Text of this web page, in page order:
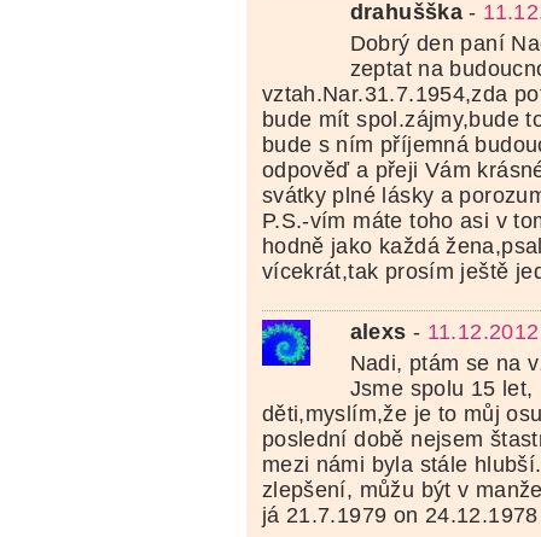
drahušška -
Dobrý den paní
zeptat na
vztah.Nar.31.7.1954,zda
bude mít spol.zájmy,bude
bude s ním příjemná
odpověď a přeji Vám
svátky plné lásky a
P.S.-vím máte toho asi v
hodně jako každá
vícekrát,tak prosím ještě
alexs -
Nadi, ptám se na
Jsme spolu 15
děti,myslím,že je to můj
poslední době nejsem
mezi námi byla stále
zlepšení, můžu být v
já 21.7.1979 on 24.12.1978